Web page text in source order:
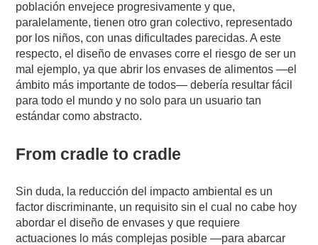
población envejece progresivamente y que,
paralelamente, tienen otro gran colectivo, representado
por los niños, con unas dificultades parecidas. A este
respecto, el diseño de envases corre el riesgo de ser un
mal ejemplo, ya que abrir los envases de alimentos —el
ámbito más importante de todos— debería resultar fácil
para todo el mundo y no solo para un usuario tan
estándar como abstracto.
From cradle to cradle
Sin duda, la reducción del impacto ambiental es un
factor discriminante, un requisito sin el cual no cabe hoy
abordar el diseño de envases y que requiere
actuaciones lo más complejas posible —para abarcar